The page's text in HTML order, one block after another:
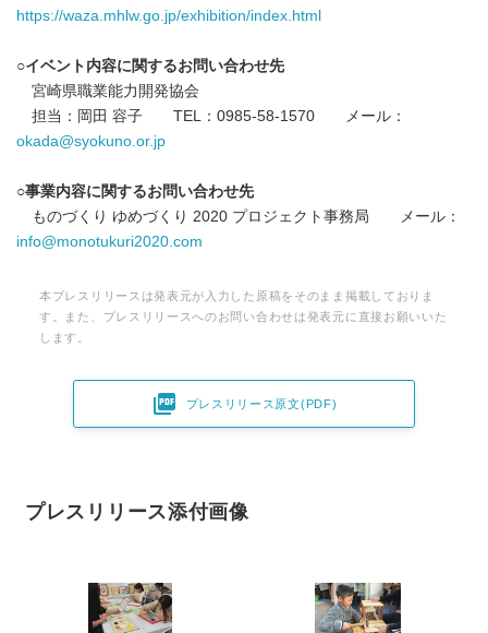
https://waza.mhlw.go.jp/exhibition/index.html
○イベント内容に関するお問い合わせ先
宮崎県職業能力開発協会
担当：岡田 容子 TEL：0985-58-1570 メール：
okada@syokuno.or.jp
○事業内容に関するお問い合わせ先
ものづくり ゆめづくり 2020 プロジェクト事務局 メール：
info@monotukuri2020.com
本プレスリリースは発表元が入力した原稿をそのまま掲載しておりま
す。また、プレスリリースへのお問い合わせは発表元に直接お願いいた
します。
 プレスリリース原文(PDF)
プレスリリース添付画像